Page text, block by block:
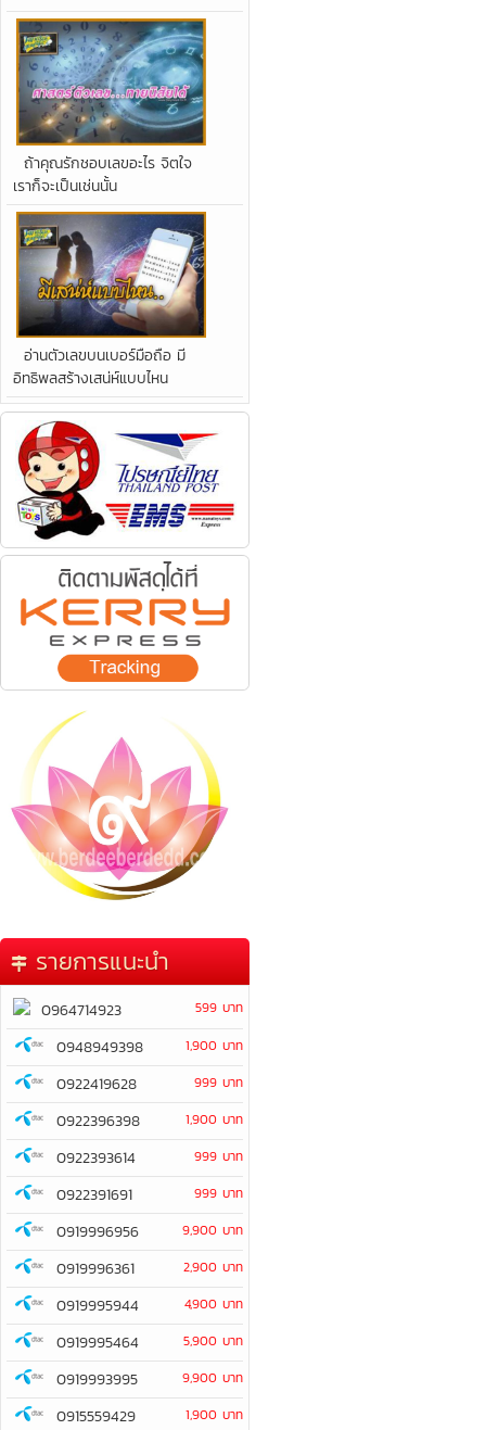
ถ้าคุณรักชอบเลขอะไร จิตใจ
เราก็จะเป็นเช่นนั้น
อ่านตัวเลขบนเบอร์มือถือ มี
อิทธิพลสร้างเสน่ห์แบบไหน
รายการแนะนำ
0964714923 599 บาท
0948949398 1,900 บาท
0922419628 999 บาท
0922396398 1,900 บาท
0922393614 999 บาท
0922391691 999 บาท
0919996956 9,900 บาท
0919996361 2,900 บาท
0919995944 4,900 บาท
0919995464 5,900 บาท
0919993995 9,900 บาท
0915559429 1,900 บาท